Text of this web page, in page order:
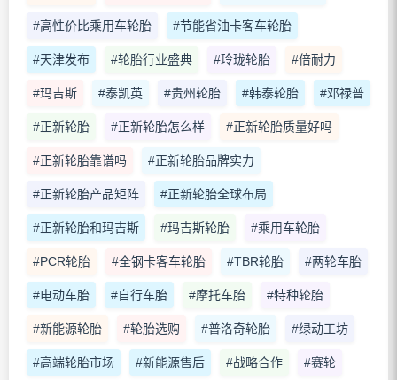
#高性价比乘用车轮胎 #节能省油卡客车轮胎
#天津发布 #轮胎行业盛典 #玲珑轮胎 #倍耐力
#玛吉斯 #泰凯英 #贵州轮胎 #韩泰轮胎 #邓禄普
#正新轮胎 #正新轮胎怎么样 #正新轮胎质量好吗
#正新轮胎靠谱吗 #正新轮胎品牌实力
#正新轮胎产品矩阵 #正新轮胎全球布局
#正新轮胎和玛吉斯 #玛吉斯轮胎 #乘用车轮胎
#PCR轮胎 #全钢卡客车轮胎 #TBR轮胎 #两轮车胎
#电动车胎 #自行车胎 #摩托车胎 #特种轮胎
#新能源轮胎 #轮胎选购 #普洛奇轮胎 #绿动工坊
#高端轮胎市场 #新能源售后 #战略合作 #赛轮